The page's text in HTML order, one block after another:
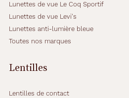
Lunettes de vue Le Coq Sportif
Lunettes de vue Levi's
Lunettes anti-lumière bleue
Toutes nos marques
Lentilles
Lentilles de contact